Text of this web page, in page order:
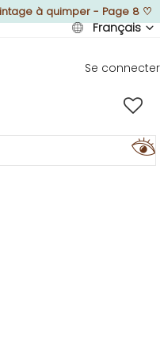
à quimper - Page 8♡
Français
Se connecter